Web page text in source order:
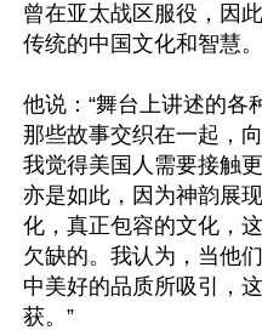
曾在亚太战区服役，因
传统的中国文化和智慧。
他说：“舞台上讲述的各
那些故事交织在一起，
我觉得美国人需要接触
亦是如此，因为神韵展
化，真正包容的文化，
欠缺的。我认为，当他
中美好的品质所吸引，
获。”